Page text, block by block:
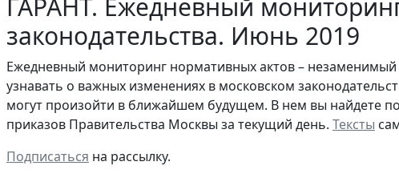
ГАРАНТ. Ежедневный
законодательства. Июнь 2019
Ежедневный мониторинг нормативных актов – незаменимый
узнавать о важных изменениях в московском
могут произойти в ближайшем будущем. В нем вы найдете
приказов Правительства Москвы за текущий день. Тексты
Подписаться на рассылку.